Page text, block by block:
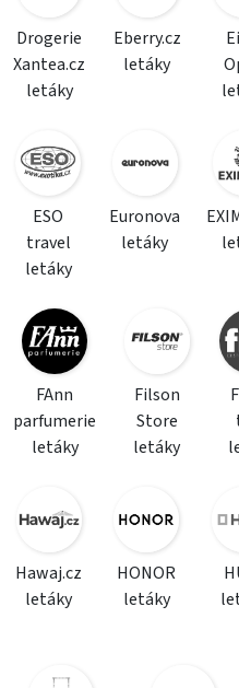
Drogerie
Xantea.cz
letáky
Eberry.cz
letáky
ESO
travel
letáky
Euronova
letáky
FAnn
parfumerie
letáky
Filson
Store
letáky
Hawaj.cz
letáky
HONOR
letáky